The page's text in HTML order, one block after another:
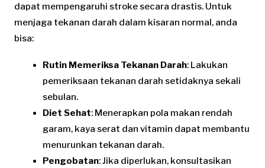
dapat mempengaruhi stroke secara drastis. Untuk
menjaga tekanan darah dalam kisaran normal, anda
bisa:
Rutin Memeriksa Tekanan Darah: Lakukan
pemeriksaan tekanan darah setidaknya sekali
sebulan.
Diet Sehat: Menerapkan pola makan rendah
garam, kaya serat dan vitamin dapat membantu
menurunkan tekanan darah.
Pengobatan: Jika diperlukan, konsultasikan